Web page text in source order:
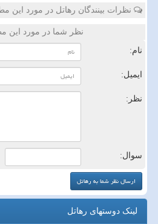
نظرات بینندگان رهاتل در مورد این
نظر شما در مورد این
نام:
ایمیل:
نظر:
سوال:
لینک دوستهای رهاتل